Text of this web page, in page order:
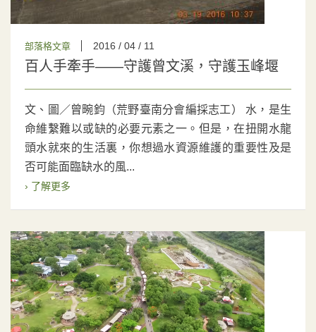
部落格文章 2016 / 04 / 11
百人手牽手——守護曾文溪，守護玉峰堰
文、圖／曾畹鈞（荒野臺南分會編採志工） 水，是生
命維繫難以或缺的必要元素之一。但是，在扭開水龍
頭水就來的生活裏，你想過水資源維護的重要性及是
否可能面臨缺水的風...
› 了解更多